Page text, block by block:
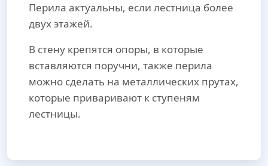
Перила актуальны, если лестница более
двух этажей.
В стену крепятся опоры, в которые
вставляются поручни, также перила
можно сделать на металлических прутах,
которые приваривают к ступеням
лестницы.